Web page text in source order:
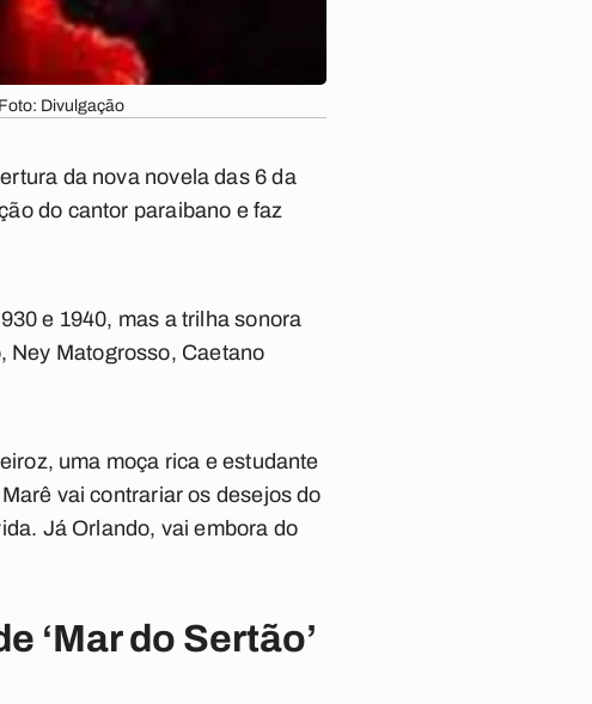
Divulgação
da nova novela das 6 da
do cantor paraibano e faz
e 1940, mas a trilha sonora
Ney Matogrosso, Caetano
uma moça rica e estudante
vai contrariar os desejos do
Já Orlando, vai embora do
‘Mar do Sertão’